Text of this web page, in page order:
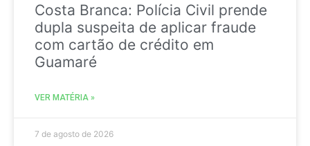
Costa Branca: Polícia Civil prende
dupla suspeita de aplicar fraude
com cartão de crédito em
Guamaré
VER MATÉRIA »
7 de agosto de 2026